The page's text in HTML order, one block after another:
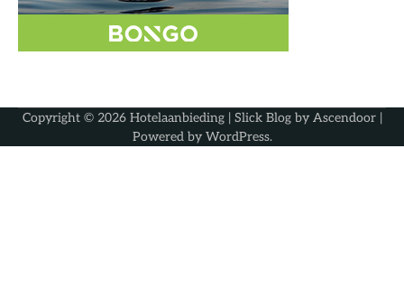
Copyright © 2026 Hotelaanbieding| Slick Blog by Ascendoor|
Powered by WordPress.